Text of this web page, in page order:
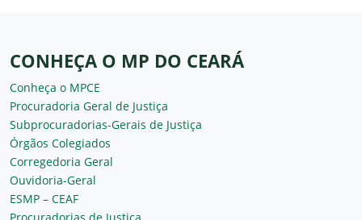
CONHEÇA O MP DO CEARÁ
Conheça o MPCE
Procuradoria Geral de Justiça
Subprocuradorias-Gerais de Justiça
Órgãos Colegiados
Corregedoria Geral
Ouvidoria-Geral
ESMP – CEAF